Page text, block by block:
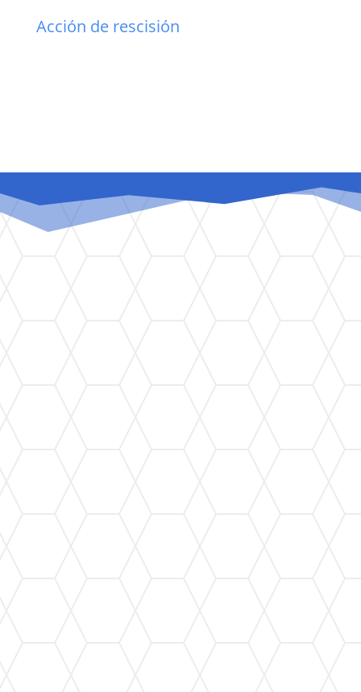
Acción de rescisión